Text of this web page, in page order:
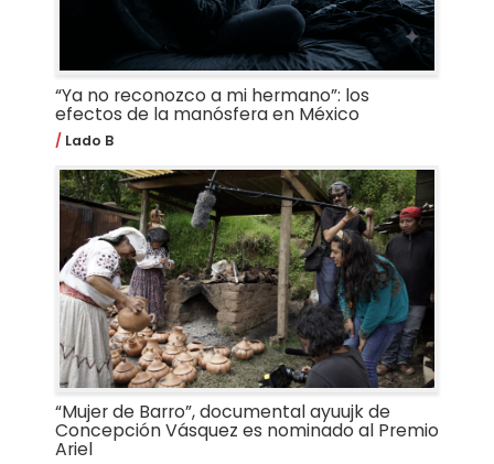
“Ya no reconozco a mi hermano”: los
efectos de la manósfera en México
Lado B
“Mujer de Barro”, documental ayuujk de
Concepción Vásquez es nominado al Premio
Ariel